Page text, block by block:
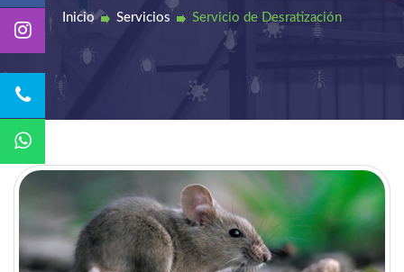
Inicio Servicios Servicio de Desratización